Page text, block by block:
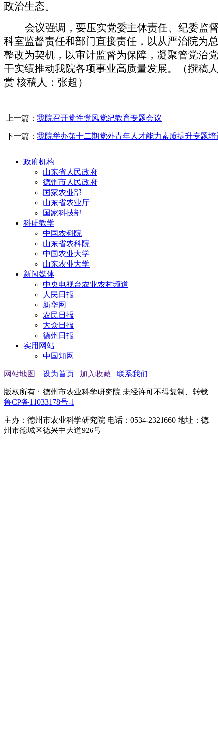
政治生态。
会议强调，要压实党委主体责任、 纪委监
科室监督责任和部门直接责任，以从严治院为
整改为契机，以审计监督为保障，凝聚管党治
干实绩推动我院各项事业高质量发展。（撰稿
赏 核稿人：张超 ）
上一篇： 我院召开党性党风党纪教育专题会议
下一篇： 我院举办第十二期党外青年人才能力素质提升专题培
政府机构
山东省人民政府
德州市人民政府
国家农业部
山东省农业厅
国家科技部
科研教学
中国农科院
山东省农科院
中国农业大学
山东农业大学
新闻媒体
中央电视台农业农村频道
人民日报
新华网
农民日报
大众日报
德州日报
实用网站
中国知网
网站地图 | 设为首页 | 加入收藏 | 联系我们
版权所有：德州市农业科学研究院 未经许可不得复制、转载
鲁CP备11033178号-1
主办：德州市农业科学研究院 电话：0534-2321660 地址：德
州市德城区德兴中大道926号